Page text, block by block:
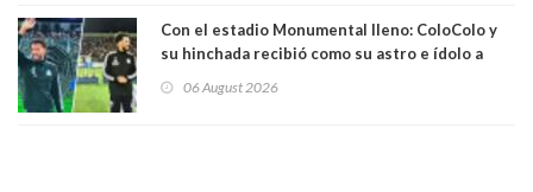
Con el estadio Monumental lleno: ColoColo y
su hinchada recibió como su astro e ídolo a
Vozinha
06 August 2026